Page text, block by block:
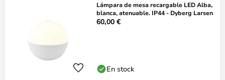
Lámpara de mesa recargable LED Alba,
blanca, atenuable. IP44 - Dyberg Larsen
60,00 €
En stock